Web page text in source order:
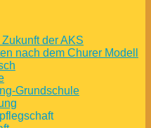
der AKS
nach dem Churer Modell
Grundschule